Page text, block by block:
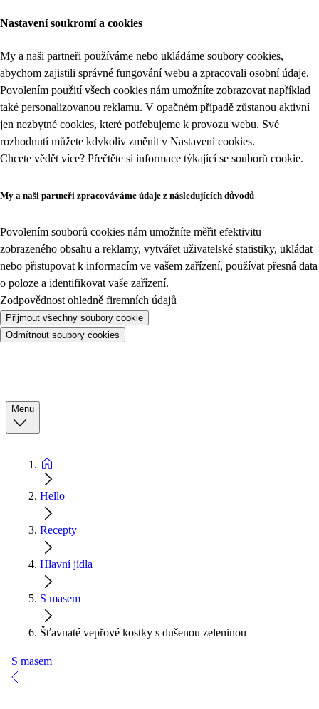
Nastavení soukromí a cookies
My a naši partneři používáme nebo ukládáme soubory cookies,
abychom zajistili správné fungování webu a zpracovali osobní údaje.
Povolením použití všech cookies nám umožníte zobrazovat například
také personalizovanou reklamu. V opačném případě zůstanou aktivní
jen nezbytné cookies, které potřebujeme k provozu webu. Své
rozhodnutí můžete kdykoliv změnit v Nastavení cookies.
Chcete vědět více? Přečtěte si informace týkající se souborů cookie.
My a naši partneři zpracováváme údaje z následujících důvodů
Povolením souborů cookies nám umožníte měřit efektivitu
zobrazeného obsahu a reklamy, vytvářet uživatelské statistiky, ukládat
nebo přistupovat k informacím ve vašem zařízení, používat přesná data
o poloze a identifikovat vaše zařízení.
Zodpovědnost ohledně firemních údajů
Přijmout všechny soubory cookie
Odmítnout soubory cookies
Menu
Hello
Recepty
Hlavní jídla
S masem
Šťavnaté vepřové kostky s dušenou zeleninou
S masem